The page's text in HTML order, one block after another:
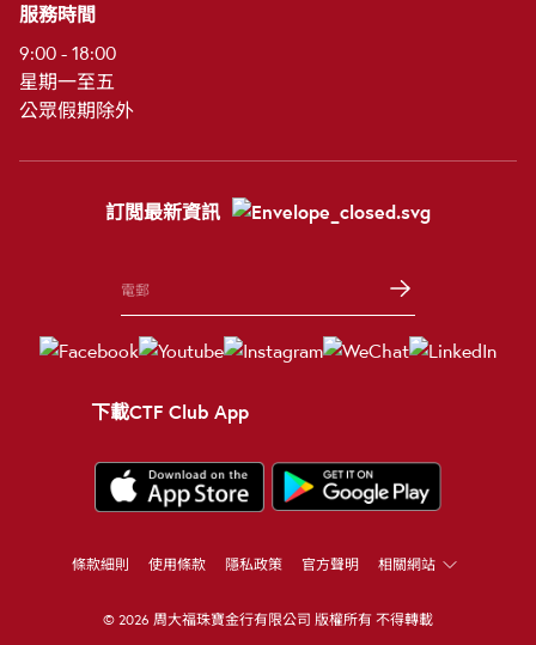
服務時間
9:00 - 18:00
星期一至五
公眾假期除外
訂閲最新資訊
下載CTF Club App
條款細則 使用條款 隱私政策 官方聲明 相關網站
© 2026 周大福珠寶金行有限公司 版權所有 不得轉載